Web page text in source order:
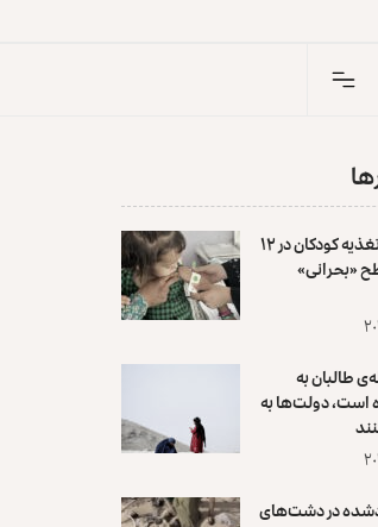
برنامه جهانی غذا: سوءتغذیه کودکان در ۱۲
«بحرانی»
طالبان به
دولت‌ها به
مفقودشده در دشت‌های